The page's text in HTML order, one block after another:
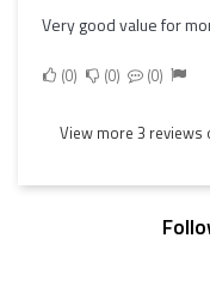
Very good value for
0 0 0
View more 3 reviews